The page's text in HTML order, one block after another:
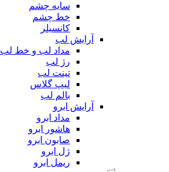
سایه چشم
خط چشم
کانسیلر
آرایش لب
مداد لب و خط لب
رژ لب
تینت لب
لیپ گلاس
بالم لب
آرایش ابرو
مداد ابرو
هاشور ابرو
صابون ابرو
ژل ابرو
ریمل ابرو